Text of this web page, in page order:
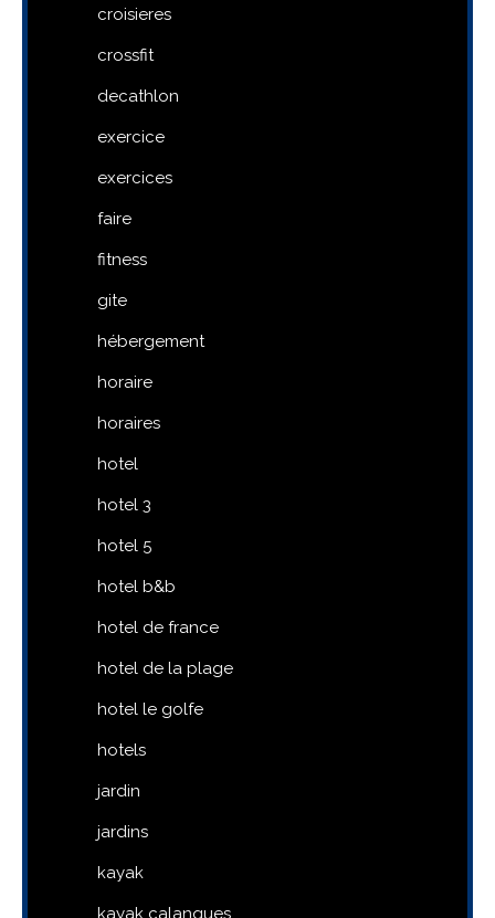
croisieres
crossfit
decathlon
exercice
exercices
faire
fitness
gite
hébergement
horaire
horaires
hotel
hotel 3
hotel 5
hotel b&b
hotel de france
hotel de la plage
hotel le golfe
hotels
jardin
jardins
kayak